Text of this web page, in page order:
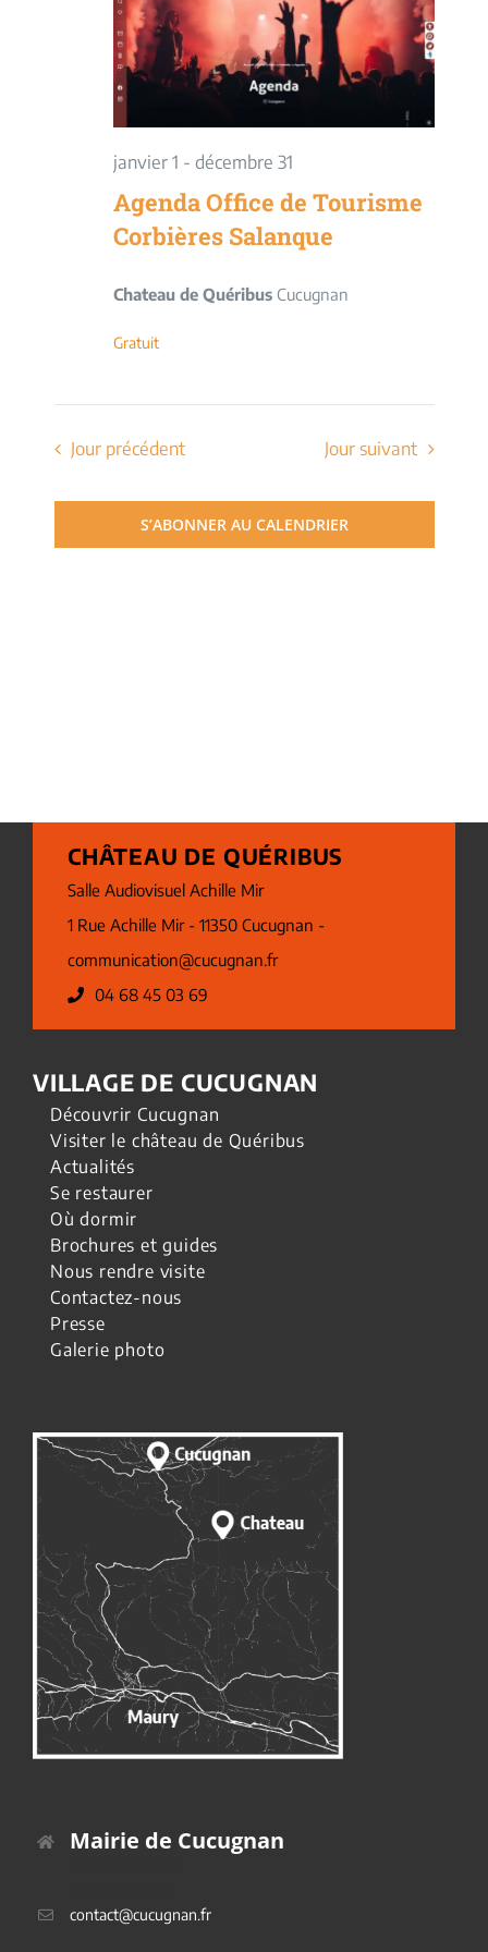
vues
janvier 1 - décembre 31
Agenda Office de Tourisme
Corbières Salanque
Chateau de Quéribus Cucugnan
Gratuit
Jour précédent Jour suivant
S’ABONNER AU CALENDRIER
CHÂTEAU DE QUÉRIBUS
Salle Audiovisuel Achille Mir
1 Rue Achille Mir - 11350 Cucugnan -
communication@cucugnan.fr
04 68 45 03 69
VILLAGE DE CUCUGNAN
Découvrir Cucugnan
Visiter le château de Quéribus
Actualités
Se restaurer
Où dormir
Brochures et guides
Nous rendre visite
Contactez-nous
Presse
Galerie photo
Mairie de Cucugnan
contact@cucugnan.fr